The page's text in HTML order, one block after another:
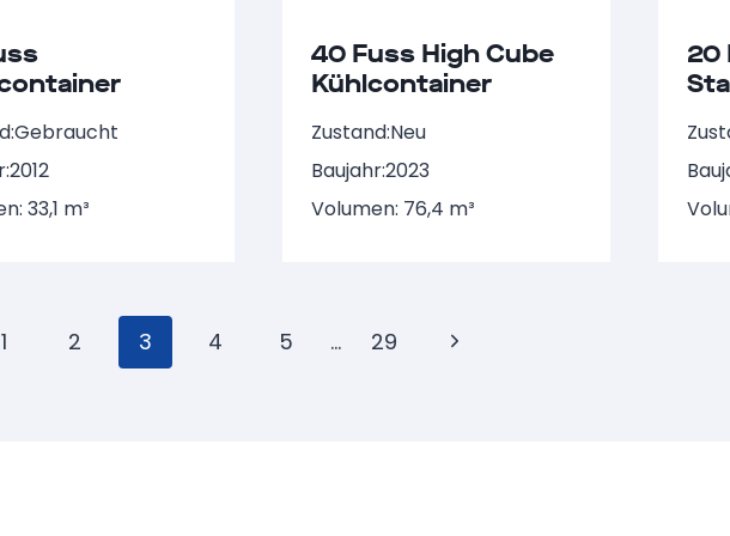
Gebraucht
2012
33,1 m³
40 Fuss High Cube
Kühlcontainer
Zustand:Neu
Baujahr:2023
Volumen: 76,4 m³
20
1 2 3 4 5 … 29
Nächste